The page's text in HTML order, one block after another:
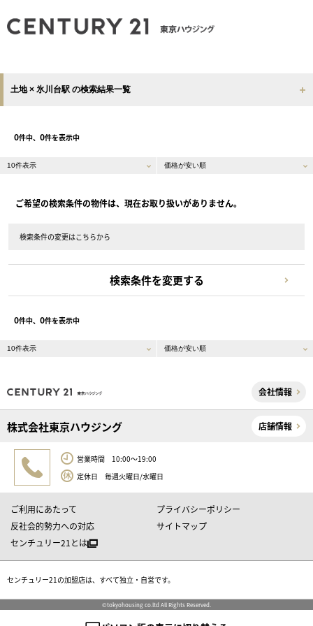
土地 × 氷川台駅 の検索結果一覧
0件中、 0件を表示中
ご希望の検索条件の物件は、現在お取り扱いがありません。
検索条件の変更はこちらから
検索条件を変更する
0件中、 0件を表示中
会社情報
株式会社東京ハウジング 店舗情報
営業時間 10:00～19:00
定休日 毎週火曜日/水曜日
ご利用にあたって
プライバシーポリシー
反社会的勢力への対応
サイトマップ
センチュリー21とは
センチュリー21の加盟店は、すべて独立・自営です。
©tokyohousing co.ltd All Rights Reserved.